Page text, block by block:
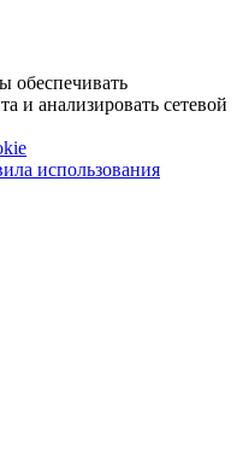
обеспечивать
и анализировать сетевой
использования